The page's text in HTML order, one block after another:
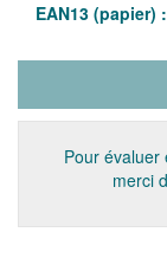
EAN13 (papier) :
Pour évaluer
merci